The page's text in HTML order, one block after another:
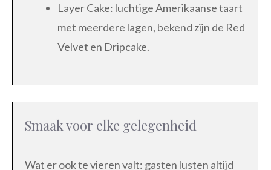
Layer Cake: luchtige Amerikaanse taart
met meerdere lagen, bekend zijn de Red
Velvet en Dripcake.
Smaak voor elke gelegenheid
Wat er ook te vieren valt: gasten lusten altijd